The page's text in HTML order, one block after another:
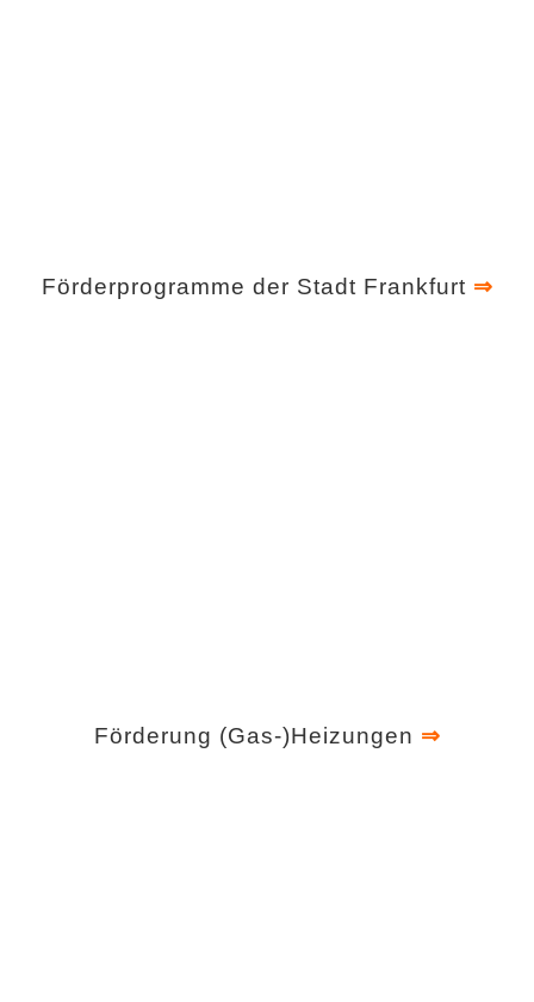
Förderprogramme der Stadt Frankfurt ⇒
Förderung (Gas-)Heizungen ⇒